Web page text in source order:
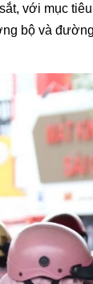
với mục
bộ và